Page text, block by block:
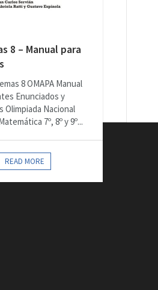
8 – Manual para
8 OMAPA Manual
Enunciados y
Olimpiada Nacional
7º, 8º y 9º...
READ MORE